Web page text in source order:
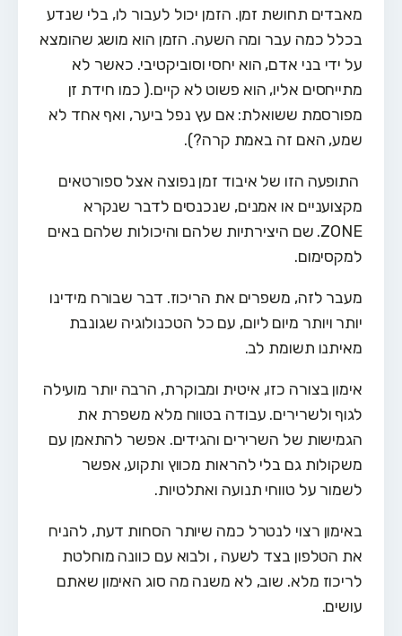
מאבדים תחושת זמן. הזמן יכול לעבור לו, בלי שנדע
בכלל כמה עבר ומה השעה. הזמן הוא מושג שהומצא
על ידי בני אדם, הוא יחסי וסוביקטיבי. כאשר לא
מתייחסים אליו, הוא פשוט לא קיים.( כמו חידת זן
מפורסמת ששואלת: אם עץ נפל ביער, ואף אחד לא
שמע, האם זה באמת קרה?).
התופעה הזו של איבוד זמן נפוצה אצל ספורטאים
מקצועניים או אמנים, שנכנסים לדבר שנקרא
ZONE. שם היצירתיות שלהם והיכולות שלהם באים
למקסימום.
מעבר לזה, משפרים את הריכוז. דבר שבורח מידינו
יותר ויותר מיום ליום, עם כל הטכנולוגיה שגונבת
מאיתנו תשומת לב.
אימון בצורה כזו, איטית ומבוקרת, הרבה יותר מועילה
לגוף ולשרירים. עבודה בטווח מלא משפרת את
הגמישות של השרירים והגידים. אפשר להתאמן עם
משקולות גם בלי להראות מכווץ ותקוע, אפשר
לשמור על טווחי תנועה ואתלטיות.
באימון רצוי לנטרל כמה שיותר הסחות דעת, להניח
את הטלפון בצד לשעה , ולבוא עם כוונה מוחלטת
לריכוז מלא. שוב, לא משנה מה סוג האימון שאתם
עושים.